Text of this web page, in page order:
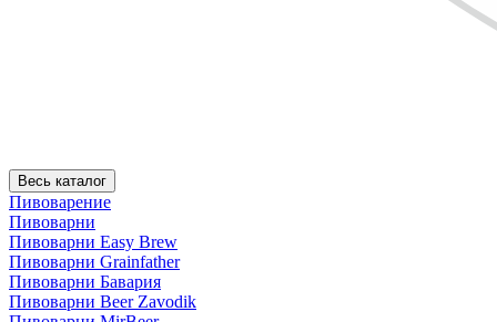
Весь каталог
Пивоварение
Пивоварни
Пивоварни Easy Brew
Пивоварни Grainfather
Пивоварни Бавария
Пивоварни Beer Zavodik